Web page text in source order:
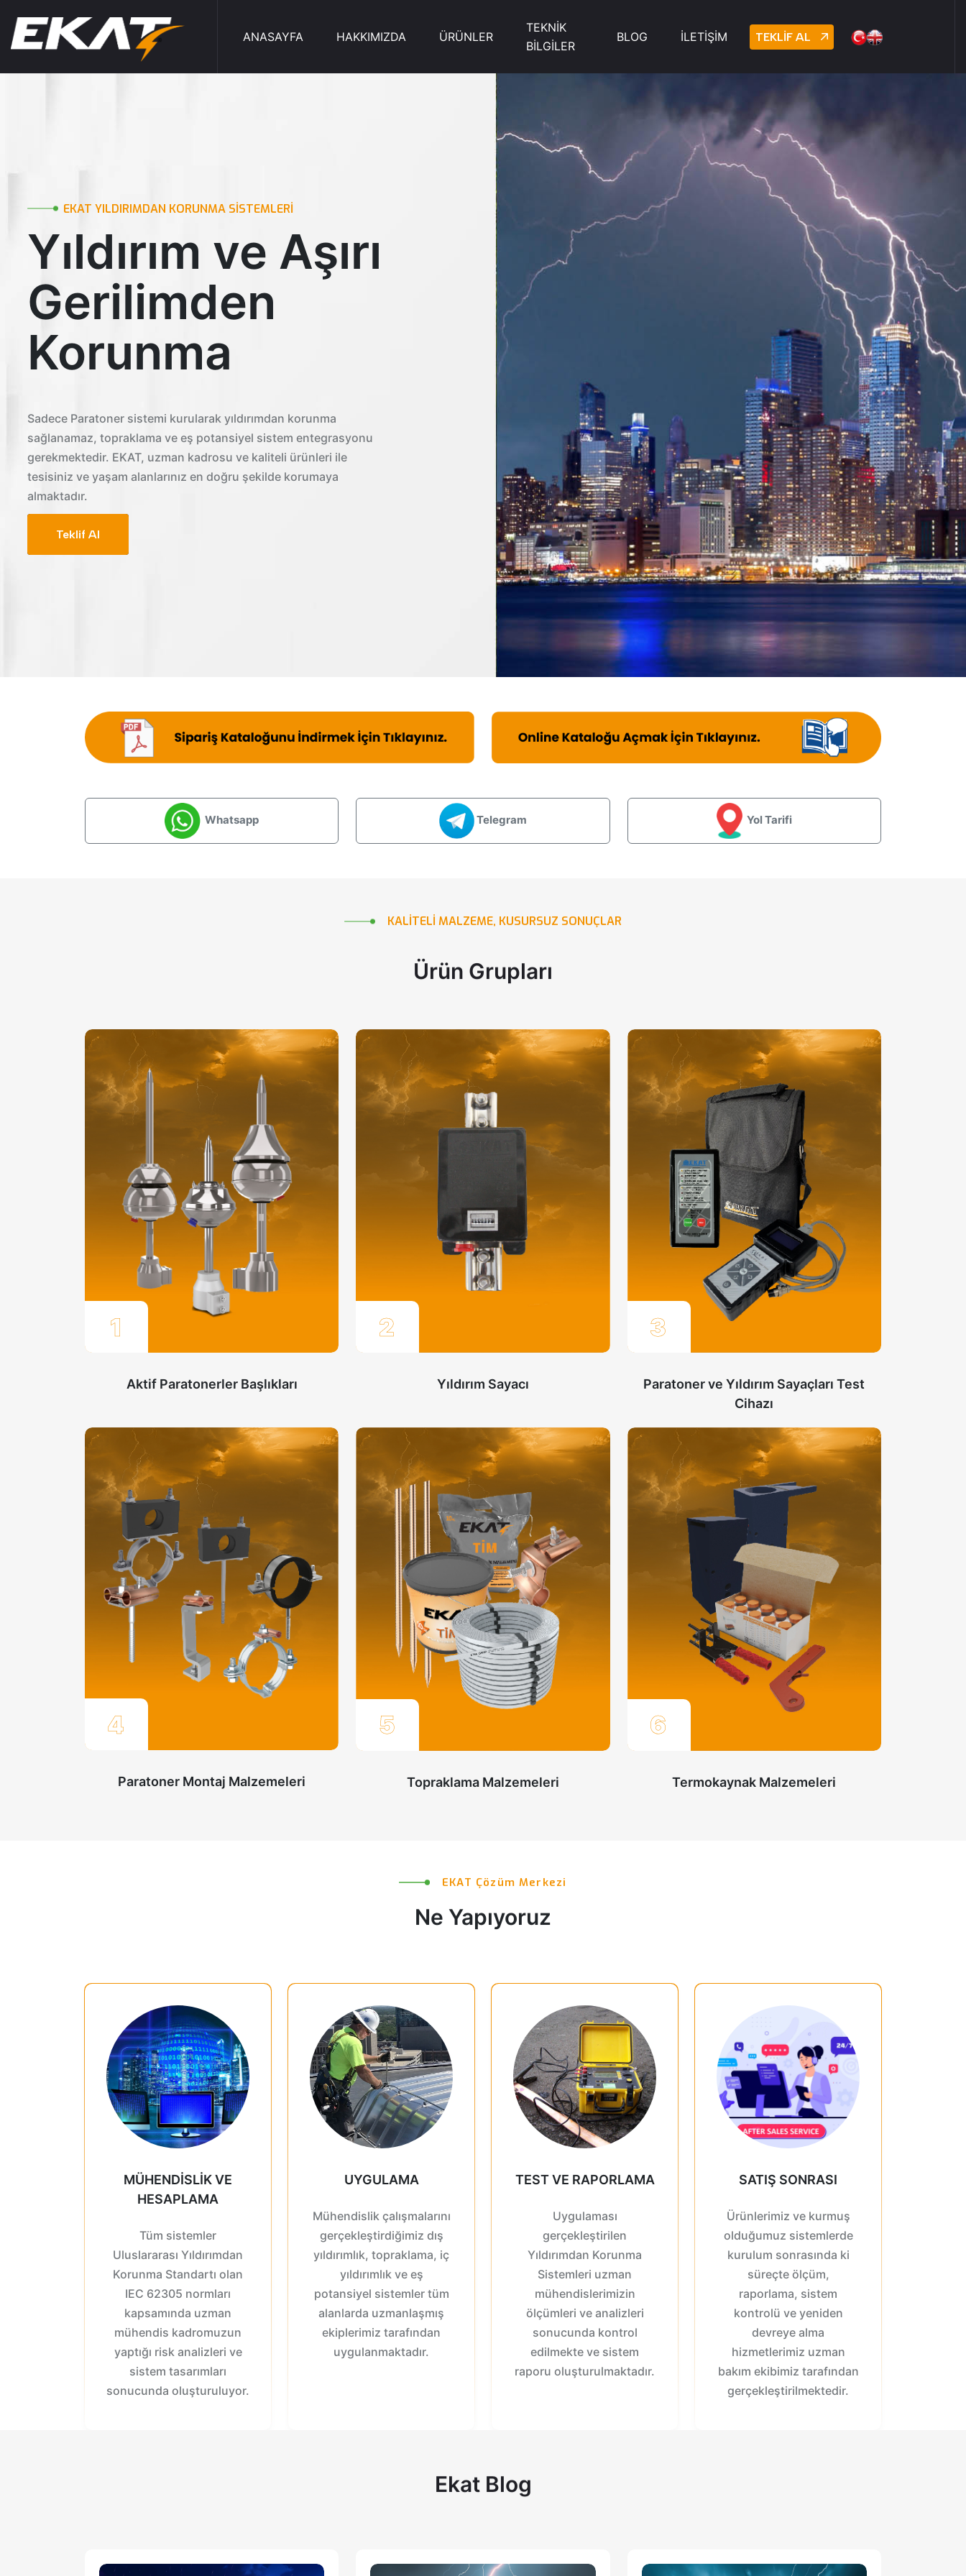
ANASAYFA HAKKIMIZDA ÜRÜNLER
TEKNİK
BİLGİLER
BLOG İLETİŞİM TEKLİF AL
EKAT YILDIRIMDAN KORUNMA SİSTEMLERİ
Yıldırım ve Aşırı
Gerilimden
Korunma
Sadece Paratoner sistemi kurularak yıldırımdan korunma
sağlanamaz, topraklama ve eş potansiyel sistem entegrasyonu
gerekmektedir. EKAT, uzman kadrosu ve kaliteli ürünleri ile
tesisiniz ve yaşam alanlarınız en doğru şekilde korumaya
almaktadır.
Teklif Al
Whatsapp Telegram Yol Tarifi
KALITELI MALZEME, KUSURSUZ SONUÇLAR
Ürün Grupları
1
Aktif Paratonerler Başlıkları
2
Yıldırım Sayacı
3
Paratoner ve Yıldırım Sayaçları Test
Cihazı
4
Paratoner Montaj Malzemeleri
5
Topraklama Malzemeleri
6
Termokaynak Malzemeleri
EKAT Çözüm Merkezi
Ne Yapıyoruz
MÜHENDISLIK VE
HESAPLAMA
Tüm sistemler
Uluslararası Yıldırımdan
Korunma Standartı olan
IEC 62305 normları
kapsamında uzman
mühendis kadromuzun
yaptığı risk analizleri ve
sistem tasarımları
sonucunda oluşturuluyor.
UYGULAMA
Mühendislik çalışmalarını
gerçekleştirdiğimiz dış
yıldırımlık, topraklama, iç
yıldırımlık ve eş
potansiyel sistemler tüm
alanlarda uzmanlaşmış
ekiplerimiz tarafından
uygulanmaktadır.
TEST VE RAPORLAMA
Uygulaması
gerçekleştirilen
Yıldırımdan Korunma
Sistemleri uzman
mühendislerimizin
ölçümleri ve analizleri
sonucunda kontrol
edilmekte ve sistem
raporu oluşturulmaktadır.
SATIŞ SONRASI
Ürünlerimiz ve kurmuş
olduğumuz sistemlerde
kurulum sonrasında ki
süreçte ölçüm,
raporlama, sistem
kontrolü ve yeniden
devreye alma
hizmetlerimiz uzman
bakım ekibimiz tarafından
gerçekleştirilmektedir.
Ekat Blog